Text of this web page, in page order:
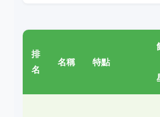
排
名
名稱 特點